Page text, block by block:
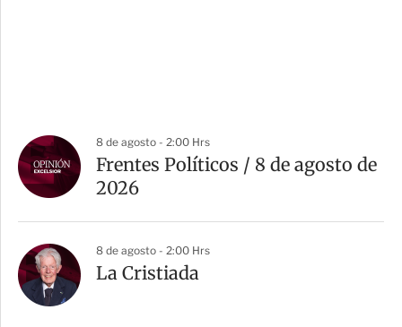
8 de agosto - 2:00 Hrs
Frentes Políticos / 8 de agosto de
2026
8 de agosto - 2:00 Hrs
La Cristiada